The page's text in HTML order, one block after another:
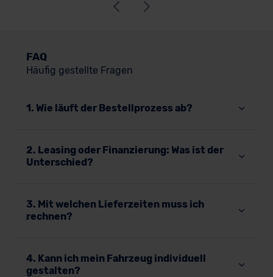
FAQ
Häufig gestellte Fragen
1. Wie läuft der Bestellprozess ab?
2. Leasing oder Finanzierung: Was ist der
Unterschied?
3. Mit welchen Lieferzeiten muss ich
rechnen?
4. Kann ich mein Fahrzeug individuell
gestalten?